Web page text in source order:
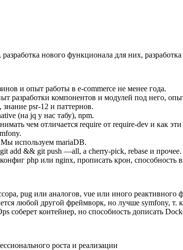
нового функционала для них,
и опыт работы в e-commerce не менее года.
разработки компонентов и модулей под него,
psr-12 и паттернов.
(на jq у нас табу), npm.
чем отличается require от require-dev и как
Мы используем mariaDB.
add && git push —all, а cherry-pick, rebase и прочее.
php или nginx, прописать крон, способность
pug или аналогов, vue или иного реактивного
любой другой фреймворк, но лучше symfony, т.
соберет контейнер, но способность дописать
роста и реализации